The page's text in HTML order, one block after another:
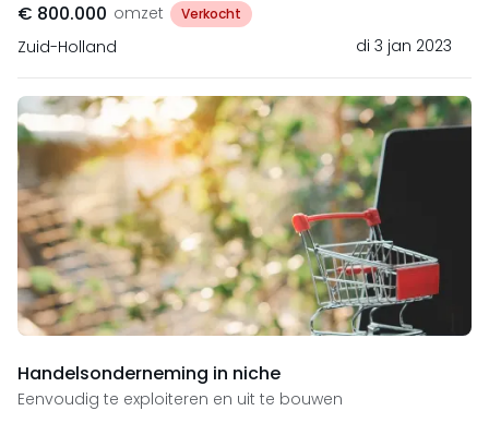
€ 800.000 omzet Verkocht
Zuid-Holland di 3 jan 2023
Handelsonderneming in niche
Eenvoudig te exploiteren en uit te bouwen